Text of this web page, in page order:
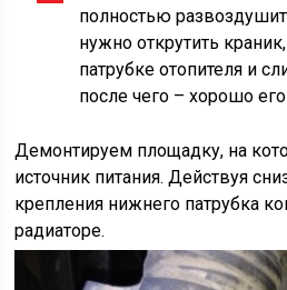
полностью
нужно открутить
патрубке отопителя и
после чего – хорошо его
Демонтируем площадку, на
источник питания. Действуя
крепления нижнего патрубка
радиаторе.